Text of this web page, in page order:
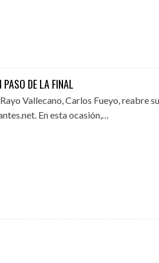
DE LA FINAL
Vallecano, Carlos Fueyo, reabre su
En esta ocasión,…